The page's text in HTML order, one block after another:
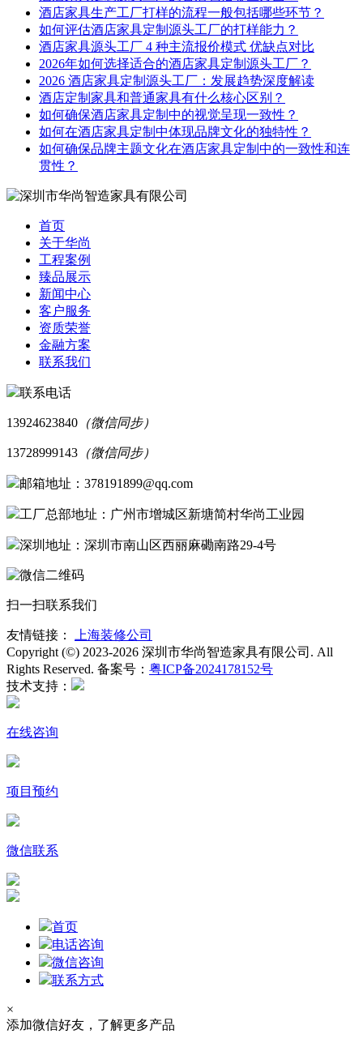
酒店家具生产工厂打样的流程一般包括哪些环节？
如何评估酒店家具定制源头工厂的打样能力？
酒店家具源头工厂 4 种主流报价模式 优缺点对比
2026年如何选择适合的酒店家具定制源头工厂？
2026 酒店家具定制源头工厂：发展趋势深度解读
酒店定制家具和普通家具有什么核心区别？
如何确保酒店家具定制中的视觉呈现一致性？
如何在酒店家具定制中体现品牌文化的独特性？
如何确保品牌主题文化在酒店家具定制中的一致性和连
贯性？
首页
关于华尚
工程案例
臻品展示
新闻中心
客户服务
资质荣誉
金融方案
联系我们
联系电话
13924623840 （微信同步）
13728999143 （微信同步）
邮箱地址：378191899@qq.com
工厂总部地址：广州市增城区新塘简村华尚工业园
深圳地址：深圳市南山区西丽麻磡南路29-4号
扫一扫联系我们
友情链接：
上海装修公司
Copyright (©) 2023-2026 深圳市华尚智造家具有限公司. All
Rights Reserved. 备案号： 粤ICP备2024178152号
技术支持：
在线咨询
项目预约
微信联系
首页
电话咨询
微信咨询
联系方式
×
添加微信好友，了解更多产品